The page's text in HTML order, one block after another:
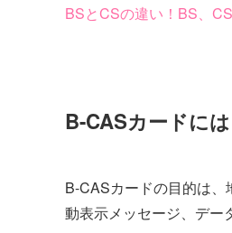
BSとCSの違い！BS、
B-CASカードに
B-CASカードの目的は
動表示メッセージ、デー